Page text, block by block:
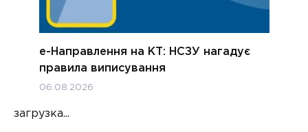
е-Направлення на КТ: НСЗУ нагадує
правила виписування
06.08.2026
загрузка...